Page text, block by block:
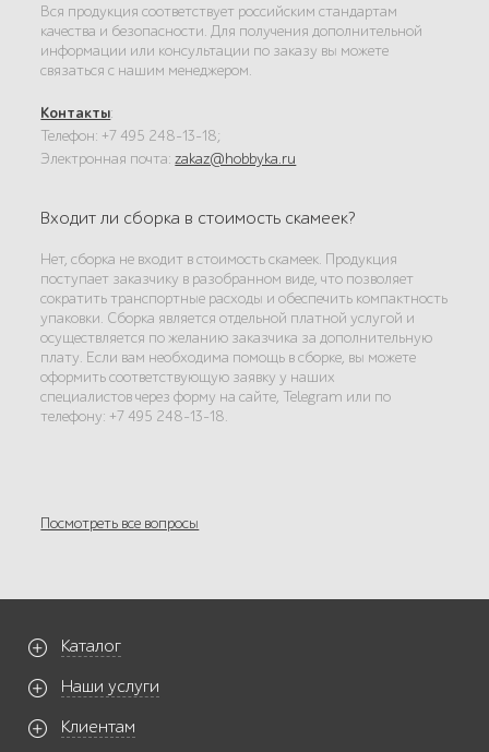
Вся продукция соответствует российским стандартам
качества и безопасности. Для получения дополнительной
информации или консультации по заказу вы можете
связаться с нашим менеджером.
Контакты:
Телефон: +7 495 248-13-18;
Электронная почта:zakaz@hobbyka.ru
Входит ли сборка в стоимость скамеек?
Нет, сборка не входит в стоимость скамеек. Продукция
поступает заказчику в разобранном виде, что позволяет
сократить транспортные расходы и обеспечить компактность
упаковки. Сборка является отдельной платной услугой и
осуществляется по желанию заказчика за дополнительную
плату. Если вам необходима помощь в сборке, вы можете
оформить соответствующую заявку у наших
специалистов через форму на сайте, Telegram или по
телефону: +7 495 248-13-18.
Посмотреть все вопросы
Каталог
Наши услуги
Клиентам